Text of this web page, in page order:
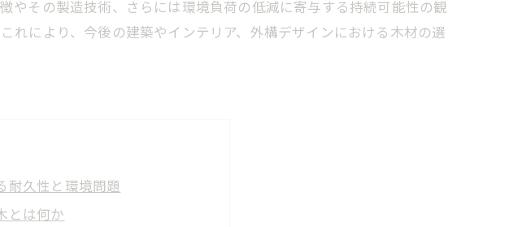
やその製造技術、さらには環境負荷の低減に寄与する持続可能性の観
れにより、今後の建築やインテリア、外構デザインにおける木材の選
耐久性と環境問題
とは何か